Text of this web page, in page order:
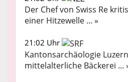
Der Chef von Swiss Re
einer Hitzewelle ... »
21:02 Uhr
Kantonsarchäologie
mittelalterliche Bäckerei ...